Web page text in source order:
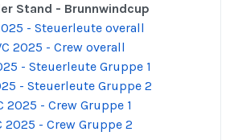
Stand - Brunnwindcup
- Steuerleute overall
2025 - Crew overall
- Steuerleute Gruppe 1
- Steuerleute Gruppe 2
2025 - Crew Gruppe 1
2025 - Crew Gruppe 2